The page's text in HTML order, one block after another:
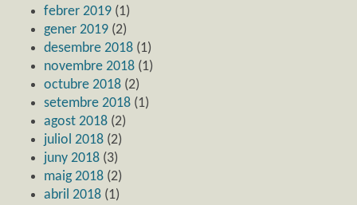
febrer 2019 (1)
gener 2019 (2)
desembre 2018 (1)
novembre 2018 (1)
octubre 2018 (2)
setembre 2018 (1)
agost 2018 (2)
juliol 2018 (2)
juny 2018 (3)
maig 2018 (2)
abril 2018 (1)